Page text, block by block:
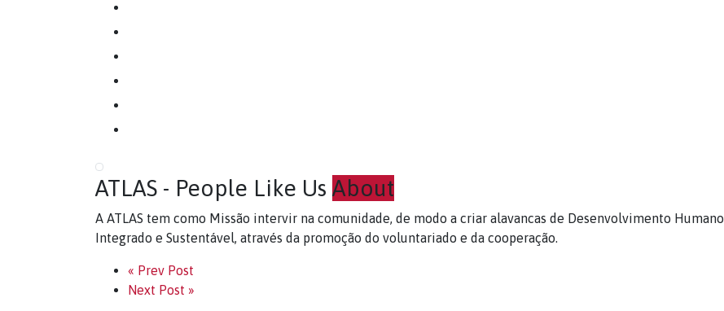
ATLAS - People Like Us About
A ATLAS tem como Missão intervir na comunidade, de modo a criar alavancas de Desenvolvimento Humano
Integrado e Sustentável, através da promoção do voluntariado e da cooperação.
« Prev Post
Next Post »